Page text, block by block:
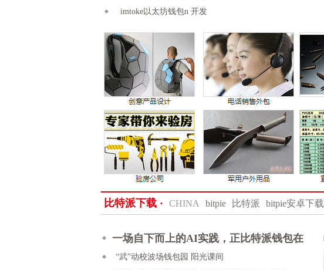
imtoke以太坊钱包n 开发
比特派下载 · CHINA bitpie 比特派 bitpie安卓下载
一场自下而上的AI实践，正比特派钱包在
山东最传统
“武”动校波场钱包园 阳光课间